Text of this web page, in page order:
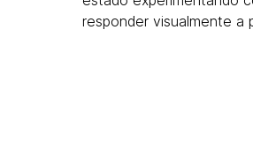
responder visualmente a